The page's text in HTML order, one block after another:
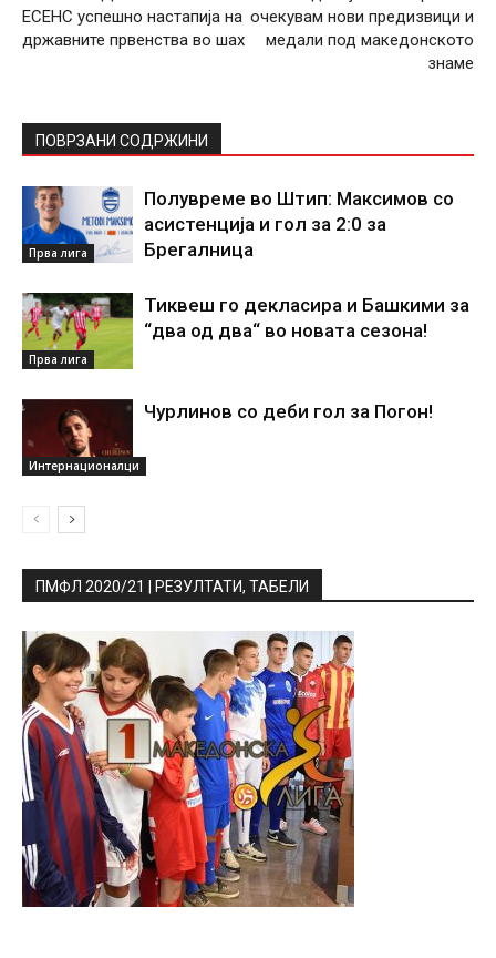
ЕСЕНС успешно настапија на
државните првенства во шах
очекувам нови предизвици и
медали под македонското
знаме
ПОВРЗАНИ СОДРЖИНИ
Прва лига
Полувреме во Штип: Максимов со
асистенција и гол за 2:0 за
Брегалница
Прва лига
Тиквеш го декласира и Башкими за
“два од два“ во новата сезона!
Интернационалци
Чурлинов со деби гол за Погон!
ПМФЛ 2020/21 | РЕЗУЛТАТИ, ТАБЕЛИ